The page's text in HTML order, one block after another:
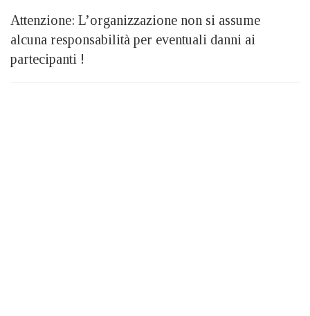
Attenzione: L’organizzazione non si assume
alcuna responsabilità per eventuali danni ai
partecipanti !